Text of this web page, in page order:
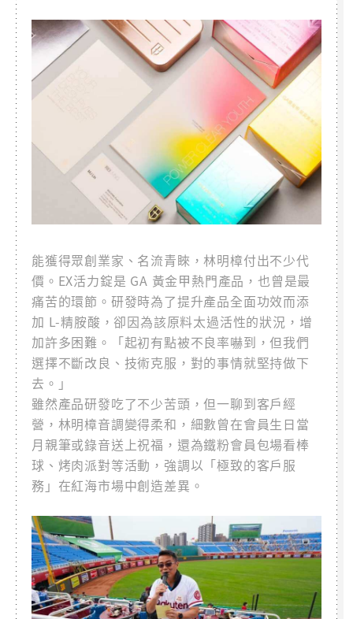
能獲得眾創業家、名流青睞，林明樟付出不少代
價。EX活力錠是 GA 黃金甲熱門產品，也曾是最
痛苦的環節。研發時為了提升產品全面功效而添
加 L-精胺酸，卻因為該原料太過活性的狀況，增
加許多困難。「起初有點被不良率嚇到，但我們
選擇不斷改良、技術克服，對的事情就堅持做下
去。」
雖然產品研發吃了不少苦頭，但一聊到客戶經
營，林明樟音調變得柔和，細數曾在會員生日當
月親筆或錄音送上祝福，還為鐵粉會員包場看棒
球、烤肉派對等活動，強調以「極致的客戶服
務」在紅海市場中創造差異。